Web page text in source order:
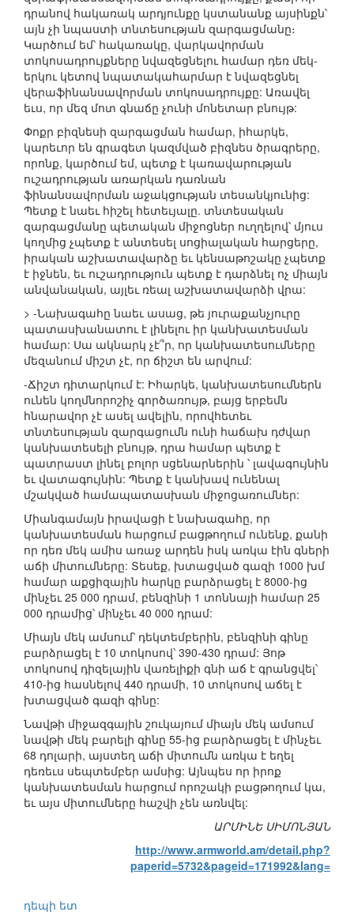
դրանով հակառակ արդյունքը կստանանք այսինքն՝
այն չի նպաստի տնտեսության զարգացմանը։
Կարծում եմ՝ հակառակը, վարկավորման
տոկոսադրույքները նվազեցնելու համար դեռ մեկ-
երկու կետով նպատակահարմար է նվազեցնել
վերաֆինանսավորման տոկոսադրույքը: Առավել
եւս, որ մեզ մոտ գնաճը չունի մոնետար բնույթ:
Փոքր բիզնեսի զարգացման համար, իհարկե,
կարեւոր են գրագետ կազմված բիզնես ծրագրերը,
որոնք, կարծում եմ, պետք է կառավարության
ուշադրության առարկան դառնան
ֆինանսավորման աջակցության տեսանկյունից:
Պետք է նաեւ հիշել հետեւյալը. տնտեսական
զարգացմանը պետական միջոցներ ուղղելով՝ մյուս
կողմից չպետք է անտեսել սոցիալական հարցերը,
իրական աշխատավարձը եւ կենսաթոշակը չպետք
է իջնեն, եւ ուշադրություն պետք է դարձնել ոչ միայն
անվանական, այլեւ ռեալ աշխատավարձի վրա:
> -Նախագահը նաեւ ասաց, թե յուրաքանչյուրը
պատասխանատու է լինելու իր կանխատեսման
համար: Սա ակնարկ չէ՞ր, որ կանխատեսումները
մեզանում միշտ չէ, որ ճիշտ են արվում:
-Ճիշտ դիտարկում է: Իհարկե, կանխատեսումներն
ունեն կողմնորոշիչ գործառույթ, բայց երբեմն
հնարավոր չէ ասել ավելին, որովհետեւ
տնտեսության զարգացումն ունի հաճախ դժվար
կանխատեսելի բնույթ, դրա համար պետք է
պատրաստ լինել բոլոր սցենարներին ՝ լավագույնին
եւ վատագույնին: Պետք է կանխավ ունենալ
մշակված համապատասխան միջոցառումներ:
Միանգամայն իրավացի է նախագահը, որ
կանխատեսման հարցում բացթողում ունենք, քանի
որ դեռ մեկ ամիս առաջ արդեն իսկ առկա էին գների
աճի միտումները: Տեսեք, խտացված գազի 1000 խմ
համար աքցիզային հարկը բարձրացել է 8000-ից
մինչեւ 25 000 դրամ, բենզինի 1 տոննայի համար 25
000 դրամից՝ մինչեւ 40 000 դրամ:
Միայն մեկ ամսում՝ դեկտեմբերին, բենզինի գինը
բարձրացել է 10 տոկոսով՝ 390-430 դրամ: Յոթ
տոկոսով դիզելային վառելիքի գնի աճ է գրանցվել՝
410-ից հասնելով 440 դրամի, 10 տոկոսով աճել է
խտացված գազի գինը:
Նավթի միջազգային շուկայում միայն մեկ ամսում
նավթի մեկ բարելի գինը 55-ից բարձրացել է մինչեւ
68 դոլարի, այստեղ աճի միտումն առկա է եղել
դեռեւս սեպտեմբեր ամսից: Այնպես որ իրոք
կանխատեսման հարցում որոշակի բացթողում կա,
եւ այս միտումները հաշվի չեն առնվել:
ԱՐՄԻՆԵ ՍԻՄՈՆՅԱՆ
http://www.armworld.am/detail.php?
paperid=5732&pageid=171992&lang=
դեպի ետ